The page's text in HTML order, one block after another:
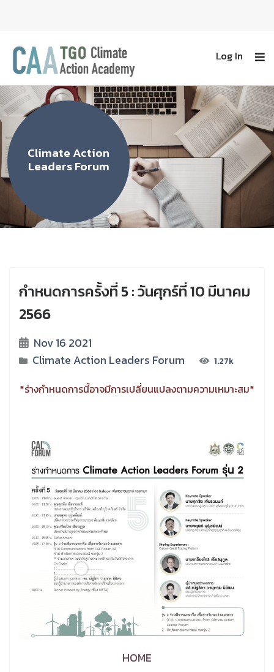
Log In
Climate Action
Leaders Forum
กำหนดการครั้งที่ 5 : วันศุกร์ที่ 10 มีนาคม
2566
Nov 16 2021
Climate Action Leaders Forum
1.27k
*ร่างกำหนดการนี้อาจมีการเปลี่ยนแปลงตามความเหมาะสม*
HOME